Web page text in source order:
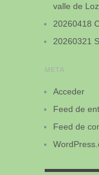
valle de
20260418
20260321
META
Acceder
Feed de
Feed de